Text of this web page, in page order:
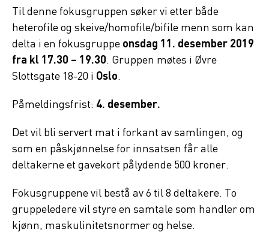
Til denne fokusgruppen søker vi etter både
heterofile og skeive/homofile/bifile menn som kan
delta i en fokusgruppeonsdag 11. desember 2019
fra kl 17.30 – 19.30. Gruppen møtes i Øvre
Slottsgate 18-20 i Oslo.
Påmeldingsfrist: 4. desember.
Det vil bli servert mat i forkant av samlingen, og
som en påskjønnelse for innsatsen får alle
deltakerne et gavekort pålydende 500 kroner.
Fokusgruppene vil bestå av 6 til 8 deltakere. To
gruppeledere vil styre en samtale som handler om
kjønn, maskulinitetsnormer og helse.